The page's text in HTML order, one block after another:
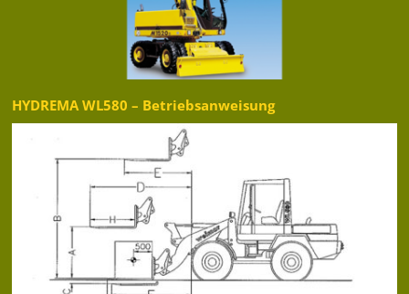
HYDREMA WL580 – Betriebsanweisung